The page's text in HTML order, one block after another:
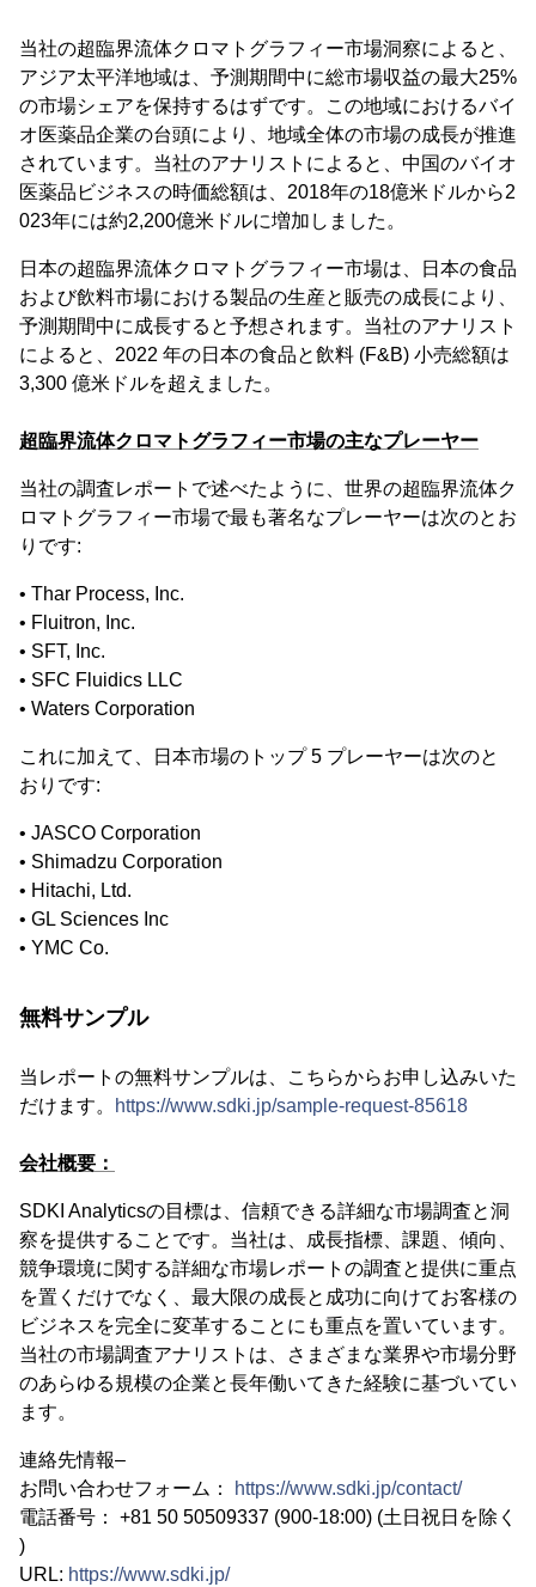
当社の超臨界流体クロマトグラフィー市場洞察によると、
アジア太平洋地域は、予測期間中に総市場収益の最大25%
の市場シェアを保持するはずです。この地域におけるバイ
オ医薬品企業の台頭により、地域全体の市場の成長が推進
されています。当社のアナリストによると、中国のバイオ
医薬品ビジネスの時価総額は、2018年の18億米ドルから2
023年には約2,200億米ドルに増加しました。
日本の超臨界流体クロマトグラフィー市場は、日本の食品
および飲料市場における製品の生産と販売の成長により、
予測期間中に成長すると予想されます。当社のアナリスト
によると、2022 年の日本の食品と飲料 (F&B) 小売総額は
3,300 億米ドルを超えました。
超臨界流体クロマトグラフィー市場の主なプレーヤー
当社の調査レポートで述べたように、世界の超臨界流体ク
ロマトグラフィー市場で最も著名なプレーヤーは次のとお
りです:
• Thar Process, Inc.
• Fluitron, Inc.
• SFT, Inc.
• SFC Fluidics LLC
• Waters Corporation
これに加えて、日本市場のトップ 5 プレーヤーは次のと
おりです:
• JASCO Corporation
• Shimadzu Corporation
• Hitachi, Ltd.
• GL Sciences Inc
• YMC Co.
無料サンプル
当レポートの無料サンプルは、こちらからお申し込みいた
だけます。
https://www.sdki.jp/sample-request-85618
会社概要：
SDKI Analyticsの目標は、信頼できる詳細な市場調査と洞
察を提供することです。当社は、成長指標、課題、傾向、
競争環境に関する詳細な市場レポートの調査と提供に重点
を置くだけでなく、最大限の成長と成功に向けてお客様の
ビジネスを完全に変革することにも重点を置いています。
当社の市場調査アナリストは、さまざまな業界や市場分野
のあらゆる規模の企業と長年働いてきた経験に基づいてい
ます。
連絡先情報–
お問い合わせフォーム：
https://www.sdki.jp/contact/
電話番号： +81 50 50509337 (900-18:00) (土日祝日を除く
)
URL: https://www.sdki.jp/